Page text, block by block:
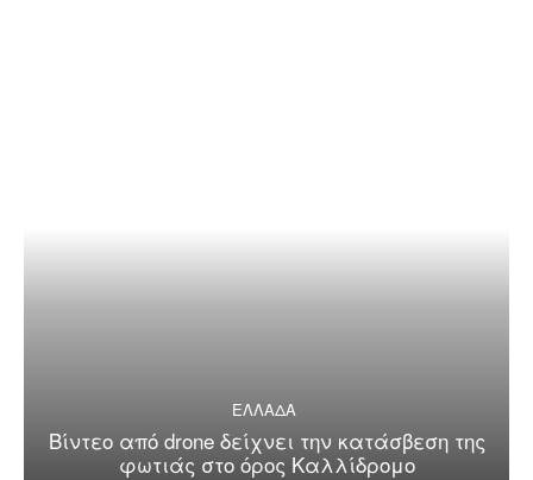
ΕΛΛΑΔΑ
Βίντεο από drone δείχνει την κατάσβεση της
φωτιάς στο όρος Καλλίδρομο